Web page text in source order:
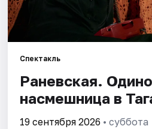
Рейтинги
Спектакль
Раневская.
насмешница в
19 сентября 2026 • суббота